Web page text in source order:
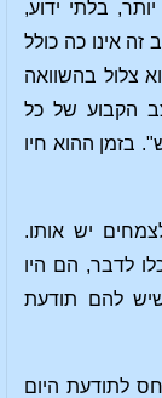
בלתי ידוע,
אינו כה כולל
צלול בהשוואה
הקבוע של כל
בזמן ההוא חיו
יש אותו.
לדבר, הם היו
להם תודעת
לתודעת היום